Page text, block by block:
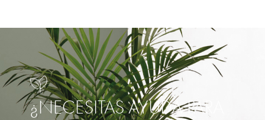
¿NECESITAS AYUDA PARA